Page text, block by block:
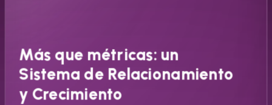
Más que métricas: un
Sistema de Relacionamiento
y Crecimiento